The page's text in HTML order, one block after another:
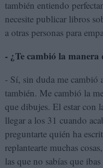
también entiendo
necesite publicar libros
a otras personas para
- ¿Te cambió la
- Sí, sin duda me cambió
también. Me cambió la
que dibujes. El estar con
llegar a los 31 cuando
preguntarte quién ha
replantearte muchas
las que no sabías que